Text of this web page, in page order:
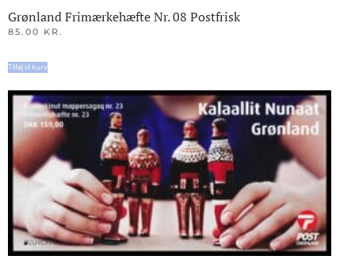
Grønland Frimærkehæfte Nr. 08 Postfrisk
85.00 KR.
Tilføj til kurv